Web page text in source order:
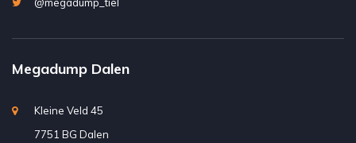
Megadump Dalen
Kleine Veld 45
7751 BG Dalen